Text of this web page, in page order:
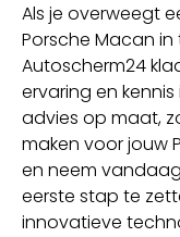
Als je overweegt
Porsche Macan
Autoscherm24
ervaring en
advies op maat,
maken voor jouw
en neem
eerste stap te
innovatieve